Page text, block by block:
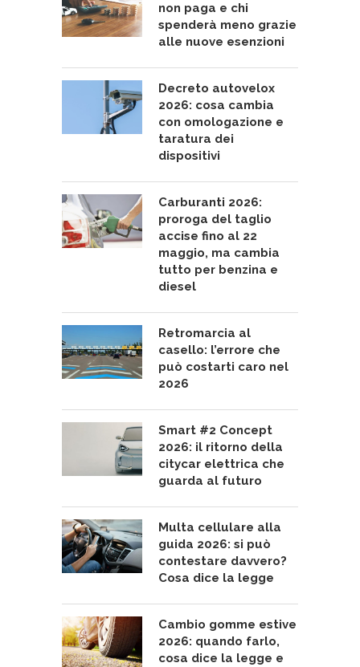
non paga e chi
spenderà meno grazie
alle nuove esenzioni
Decreto autovelox
2026: cosa cambia
con omologazione e
taratura dei
dispositivi
Carburanti 2026:
proroga del taglio
accise fino al 22
maggio, ma cambia
tutto per benzina e
diesel
Retromarcia al
casello: l’errore che
può costarti caro nel
2026
Smart #2 Concept
2026: il ritorno della
citycar elettrica che
guarda al futuro
Multa cellulare alla
guida 2026: si può
contestare davvero?
Cosa dice la legge
Cambio gomme estive
2026: quando farlo,
cosa dice la legge e